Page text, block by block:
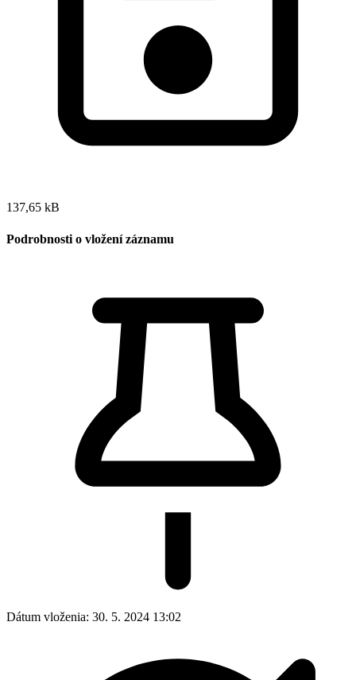
137,65 kB
Podrobnosti o vložení záznamu
Dátum vloženia: 30. 5. 2024 13:02